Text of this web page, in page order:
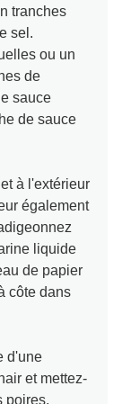
tranches
sel.
ou un
de
sauce
de sauce
à l'extérieur
également
liquide
de papier
côte dans
d'une
et mettez-
poires,